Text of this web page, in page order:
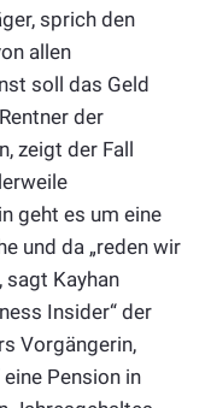
sprich den
allen
soll das Geld
der
zeigt der Fall
geht es um eine
und da „reden wir
sagt Kayhan
Insider“ der
Vorgängerin,
eine Pension in